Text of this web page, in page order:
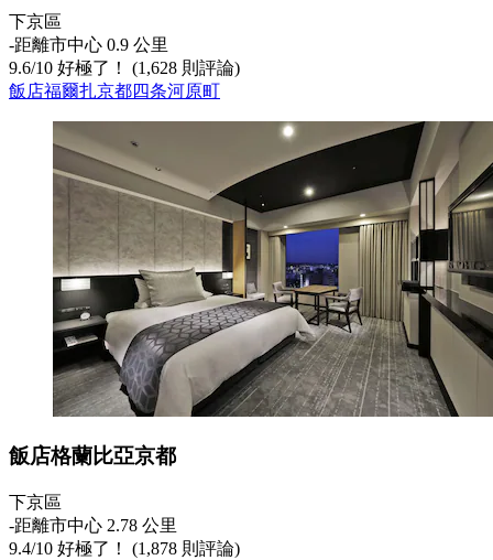
下京區
‐距離市中心 0.9 公里
9.6/10 好極了！ (1,628 則評論)
飯店福爾扎京都四条河原町
飯店格蘭比亞京都
下京區
‐距離市中心 2.78 公里
9.4/10 好極了！ (1,878 則評論)